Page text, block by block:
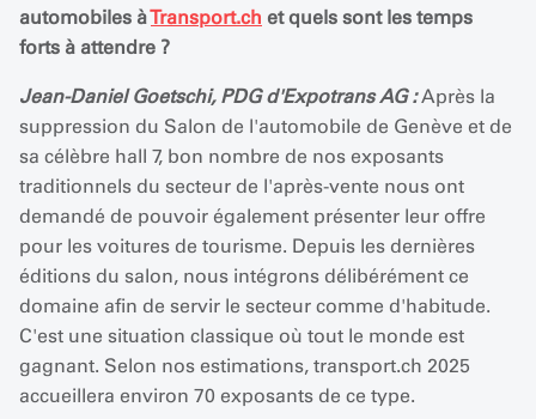
automobiles àTransport.ch et quels sont les temps
forts à attendre ?
Jean-Daniel Goetschi, PDG d'Expotrans AG :Après la
suppression du Salon de l'automobile de Genève et de
sa célèbre hall 7, bon nombre de nos exposants
traditionnels du secteur de l'après-vente nous ont
demandé de pouvoir également présenter leur offre
pour les voitures de tourisme. Depuis les dernières
éditions du salon, nous intégrons délibérément ce
domaine afin de servir le secteur comme d'habitude.
C'est une situation classique où tout le monde est
gagnant. Selon nos estimations, transport.ch 2025
accueillera environ 70 exposants de ce type.